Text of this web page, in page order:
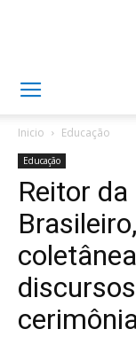
Inicio Educação
Educação
Reitor da